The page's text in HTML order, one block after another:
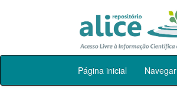
Skip
Página inicial Navegar